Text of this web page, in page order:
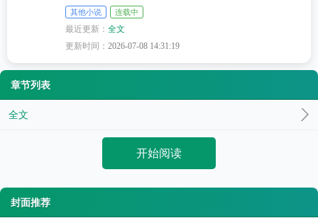
其他小说 连载中
最近更新：全文
更新时间：2026-07-08 14:31:19
章节列表
全文
开始阅读
封面推荐